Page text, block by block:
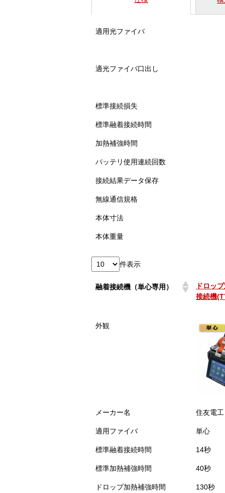
適用光ファイバ
適光ファイバ口出し
標準接続損失
標準融着接続時間
加熱補強時間
バッテリ使用連続回数
接続結果データ保存
無線通信規格
本体寸法
本体重量
件表示
融着接続機（単心専用）
ドロッ
接続機
融着接続機（単心専用）
接続機
外観
メーカー名 住友電工
適用ファイバ 単心
標準融着接続時間 14秒
標準加熱補強時間 40秒
ドロップ加熱補強時間
130秒